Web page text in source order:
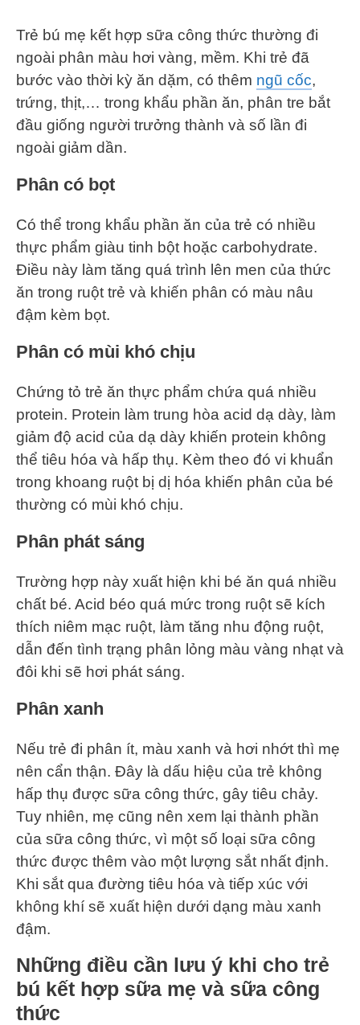
Trẻ bú mẹ kết hợp sữa công thức thường đi
ngoài phân màu hơi vàng, mềm. Khi trẻ đã
bước vào thời kỳ ăn dặm, có thêm ngũ cốc,
trứng, thịt,… trong khẩu phần ăn, phân tre bắt
đầu giống người trưởng thành và số lần đi
ngoài giảm dần.
Phân có bọt
Có thể trong khẩu phần ăn của trẻ có nhiều
thực phẩm giàu tinh bột hoặc carbohydrate.
Điều này làm tăng quá trình lên men của thức
ăn trong ruột trẻ và khiến phân có màu nâu
đậm kèm bọt.
Phân có mùi khó chịu
Chứng tỏ trẻ ăn thực phẩm chứa quá nhiều
protein. Protein làm trung hòa acid dạ dày, làm
giảm độ acid của dạ dày khiến protein không
thể tiêu hóa và hấp thụ. Kèm theo đó vi khuẩn
trong khoang ruột bị dị hóa khiến phân của bé
thường có mùi khó chịu.
Phân phát sáng
Trường hợp này xuất hiện khi bé ăn quá nhiều
chất bé. Acid béo quá mức trong ruột sẽ kích
thích niêm mạc ruột, làm tăng nhu động ruột,
dẫn đến tình trạng phân lỏng màu vàng nhạt và
đôi khi sẽ hơi phát sáng.
Phân xanh
Nếu trẻ đi phân ít, màu xanh và hơi nhớt thì mẹ
nên cẩn thận. Đây là dấu hiệu của trẻ không
hấp thụ được sữa công thức, gây tiêu chảy.
Tuy nhiên, mẹ cũng nên xem lại thành phần
của sữa công thức, vì một số loại sữa công
thức được thêm vào một lượng sắt nhất định.
Khi sắt qua đường tiêu hóa và tiếp xúc với
không khí sẽ xuất hiện dưới dạng màu xanh
đậm.
Những điều cần lưu ý khi cho trẻ
bú kết hợp sữa mẹ và sữa công
thức